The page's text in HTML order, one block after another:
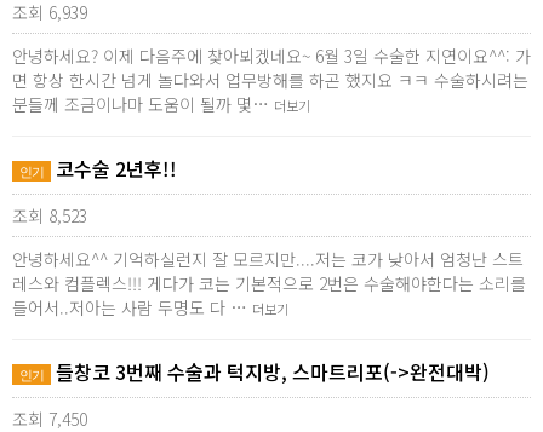
조회 6,939
안녕하세요? 이제 다음주에 찾아뵈겠네요~ 6월 3일 수술한 지연이요^^: 가
면 항상 한시간 넘게 놀다와서 업무방해를 하곤 했지요 ㅋㅋ 수술하시려는
분들께 조금이나마 도움이 될까 몇… 더보기
인기 코수술 2년후!!
조회 8,523
안녕하세요^^ 기억하실런지 잘 모르지만....저는 코가 낮아서 엄청난 스트
레스와 컴플렉스!!! 게다가 코는 기본적으로 2번은 수술해야한다는 소리를
들어서..저아는 사람 두명도 다 … 더보기
인기 들창코 3번째 수술과 턱지방, 스마트리포(->완전대박)
조회 7,450